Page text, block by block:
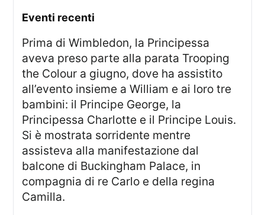
Eventi recenti
Prima di Wimbledon, la Principessa
aveva preso parte alla parata Trooping
the Colour a giugno, dove ha assistito
all’evento insieme a William e ai loro tre
bambini: il Principe George, la
Principessa Charlotte e il Principe Louis.
Si è mostrata sorridente mentre
assisteva alla manifestazione dal
balcone di Buckingham Palace, in
compagnia di re Carlo e della regina
Camilla.